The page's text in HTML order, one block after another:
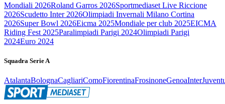
Mondiali 2026Roland Garros 2026Sportmediaset Live Riccione
2026Scudetto Inter 2026Olimpiadi Invernali Milano Cortina
2026Super Bowl 2026Eicma 2025Mondiale per club 2025EICMA
Riding Fest 2025Paralimpiadi Parigi 2024Olimpiadi Parigi
2024Euro 2024
Squadra Serie A
AtalantaBolognaCagliariComoFiorentinaFrosinoneGenoaInter